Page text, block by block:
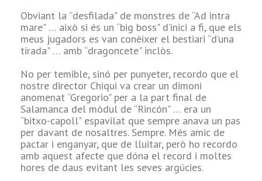
e
A
3.- Quina
professió et
diverteix més?
Dins el grup de
guerrers, em fa
una mica igual el
que sigui … però
home d'armes.
I si per causa de
la trama no es
pogués, la meva
decisió seria el
Obviant la “desfilada" de monstres de “Ad intra
mare" … això si és un “big boss" d’inici a fi, que els
meus jugadors es van conèixer el bestiari “d’una
tirada" … amb “dragoncete" inclòs.
No per temible, sinó per punyeter, recordo que el
nostre director Chiqui va crear un dimoni
anomenat “Gregorio" per a la part final de
Salamanca del mòdul de “Rincón" … era un
“bitxo-capoll" espavilat que sempre anava un pas
per davant de nosaltres. Sempre. Més amic de
pactar i enganyar, que de lluitar, però ho recordo
amb aquest afecte que dóna el record i moltes
hores de daus evitant les seves argúcies.